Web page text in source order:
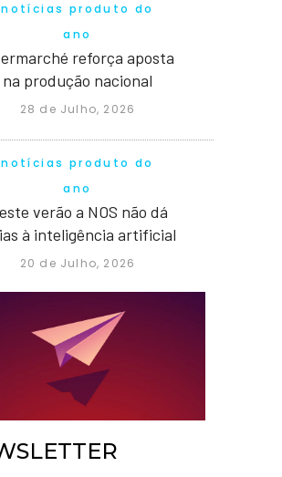
notícias produto do
ano
reforça aposta
na produção nacional
28 de Julho, 2026
notícias produto do
ano
verão a NOS não dá
à inteligência artificial
20 de Julho, 2026